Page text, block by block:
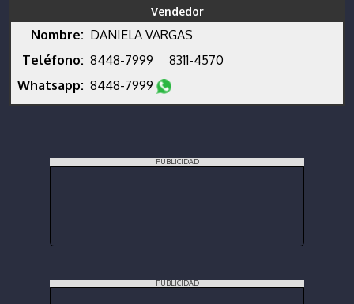
Vendedor
Nombre: DANIELA VARGAS
Teléfono: 8448-7999
8311-4570
Whatsapp: 8448-7999
PUBLICIDAD
PUBLICIDAD